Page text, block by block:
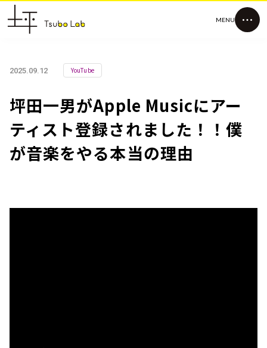
MENU
2025.09.12 YouTube
坪田一男がApple Musicにアー
ティスト登録されました！！僕
が音楽をやる本当の理由